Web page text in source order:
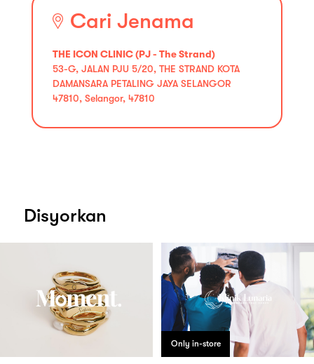
Cari Jenama
THE ICON CLINIC (PJ - The Strand)
53-G, JALAN PJU 5/20, THE STRAND KOTA
DAMANSARA PETALING JAYA SELANGOR
47810, Selangor, 47810
Disyorkan
Only in-store